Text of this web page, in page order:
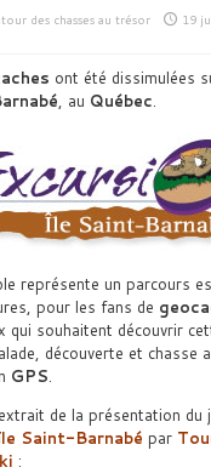
des chasses au trésor
19
ont été dissimulées
, au Québec.
représente un parcours
pour les fans de
qui souhaitent découvrir
découverte et chasse
GPS.
de la présentation du
Saint-Barnabé par
: